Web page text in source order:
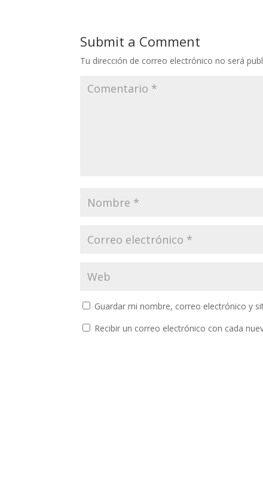
Submit a Comment
Tu dirección de correo electrónico no será
Guardar mi nombre, correo electrónico y
Recibir un correo electrónico con cada